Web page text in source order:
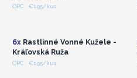
OPC : €1.95/kusPrihláste sa alebo
6xRastlinné Vonné Kužele -
Kráľovská Ruža
OPC : €1.95/kusPrihláste sa alebo